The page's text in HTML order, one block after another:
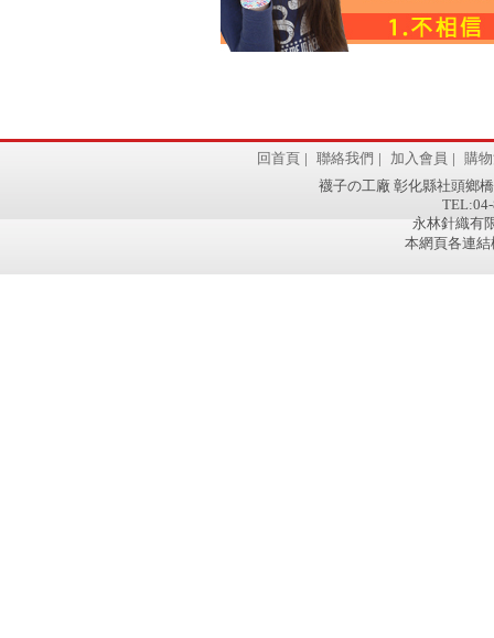
回首頁 | 聯絡我們 | 加入會員 | 購
襪子の工廠 彰化縣社頭鄉
永林針織有
本網頁各連